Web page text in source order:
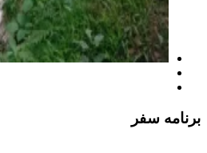
برنامه سفر